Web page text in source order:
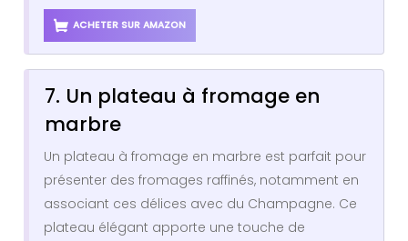
ACHETER SUR AMAZON
7. Un plateau à fromage en
marbre
Un plateau à fromage en marbre est parfait pour
présenter des fromages raffinés, notamment en
associant ces délices avec du Champagne. Ce
plateau élégant apporte une touche de